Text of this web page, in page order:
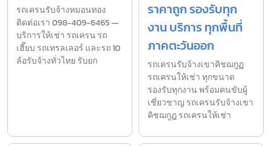
รถเครนรับจ้างหมอนทอง
ติดต่อเรา 098-409-6465 —
บริการให้เช่า รถเครน รถ
เฮี๊ยบ รถเทรลเลอร์ และรถ 10
ล้อรับจ้างทั่วไทย รับยก
ราคาถูก รองรับทุก
งาน บริการ ทุกพื้นที่
ภาคตะวันออก
รถเครนรับจ้างเขาคิชฌกูฏ
รถเครนให้เช่า ทุกขนาด
รองรับทุกงาน พร้อมคนขับผู้
เชี่ยวชาญ รถเครนรับจ้างเขา
คิชฌกูฏ รถเครนให้เช่า